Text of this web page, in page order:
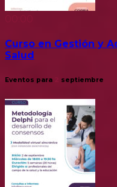
Curso en Gestión y
Salud
Eventos para septiembre